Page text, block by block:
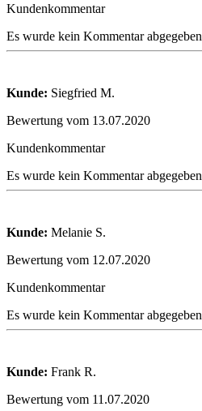
Kundenkommentar
Es wurde kein Kommentar abgegeben
Kunde: Siegfried M.
Bewertung vom 13.07.2020
Kundenkommentar
Es wurde kein Kommentar abgegeben
Kunde: Melanie S.
Bewertung vom 12.07.2020
Kundenkommentar
Es wurde kein Kommentar abgegeben
Kunde: Frank R.
Bewertung vom 11.07.2020